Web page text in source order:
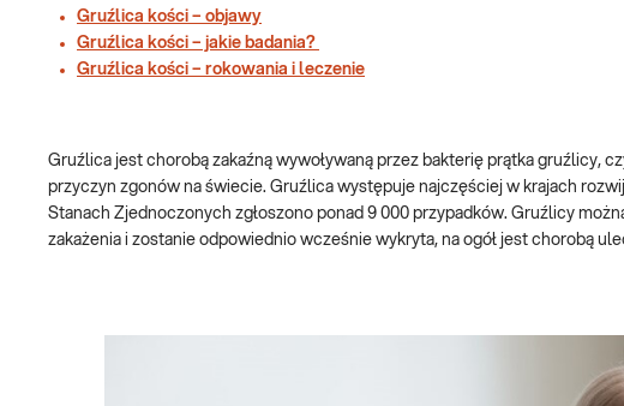
Gruźlica kości – objawy
Gruźlica kości – jakie badania?
Gruźlica kości – rokowania i leczenie
Gruźlica jest chorobą zakaźną wywoływaną przez bakterię prątka gruźlicy,
przyczyn zgonów na świecie. Gruźlica występuje najczęściej w krajach
Stanach Zjednoczonych zgłoszono ponad 9 000 przypadków. Gruźlicy
zakażenia i zostanie odpowiednio wcześnie wykryta, na ogół jest chorobą